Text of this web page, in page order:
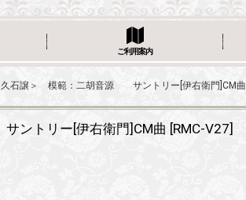
ご利用案内
石譲＞ 模範：二胡音源 サントリー[伊右衛門]CM曲
ントリー[伊右衛門]CM曲 [RMC-V27]